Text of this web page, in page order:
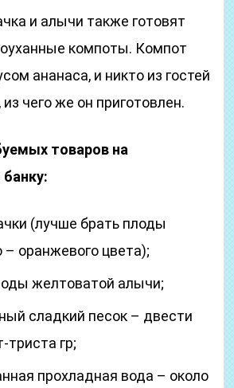
и алычи также готовят
компоты. Компот
ананаса, и никто из гостей
чего же он приготовлен.
товаров на
(лучше брать плоды
– оранжевого цвета);
желтоватой алычи;
сладкий песок – двести
триста гр;
прохладная вода – около